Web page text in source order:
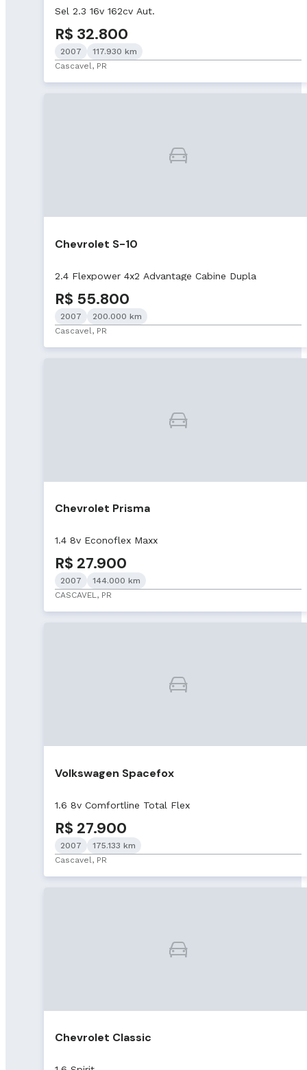
Sel 2.3 16v 162cv Aut.
R$ 32.800
2007
117.930 km
Cascavel, PR
Chevrolet S-10
2.4 Flexpower 4x2 Advantage Cabine Dupla
R$ 55.800
2007
200.000 km
Cascavel, PR
Chevrolet Prisma
1.4 8v Econoflex Maxx
R$ 27.900
2007
144.000 km
CASCAVEL, PR
Volkswagen Spacefox
1.6 8v Comfortline Total Flex
R$ 27.900
2007
175.133 km
Cascavel, PR
Chevrolet Classic